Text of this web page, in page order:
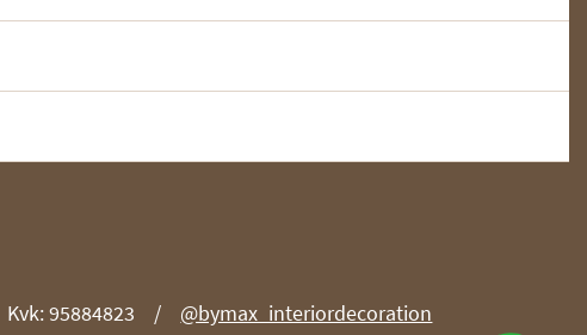
Kvk: 95884823 @bymax_interiordecoration